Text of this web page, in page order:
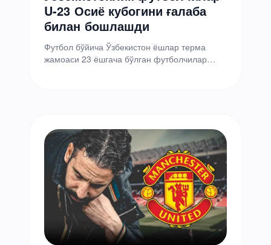
U-23 Осиё кубогини ғалаба
билан бошлашди
Футбол бўйича Ўзбекистон ёшлар терма
жамоаси 23 ёшгача бўлган футболчилар